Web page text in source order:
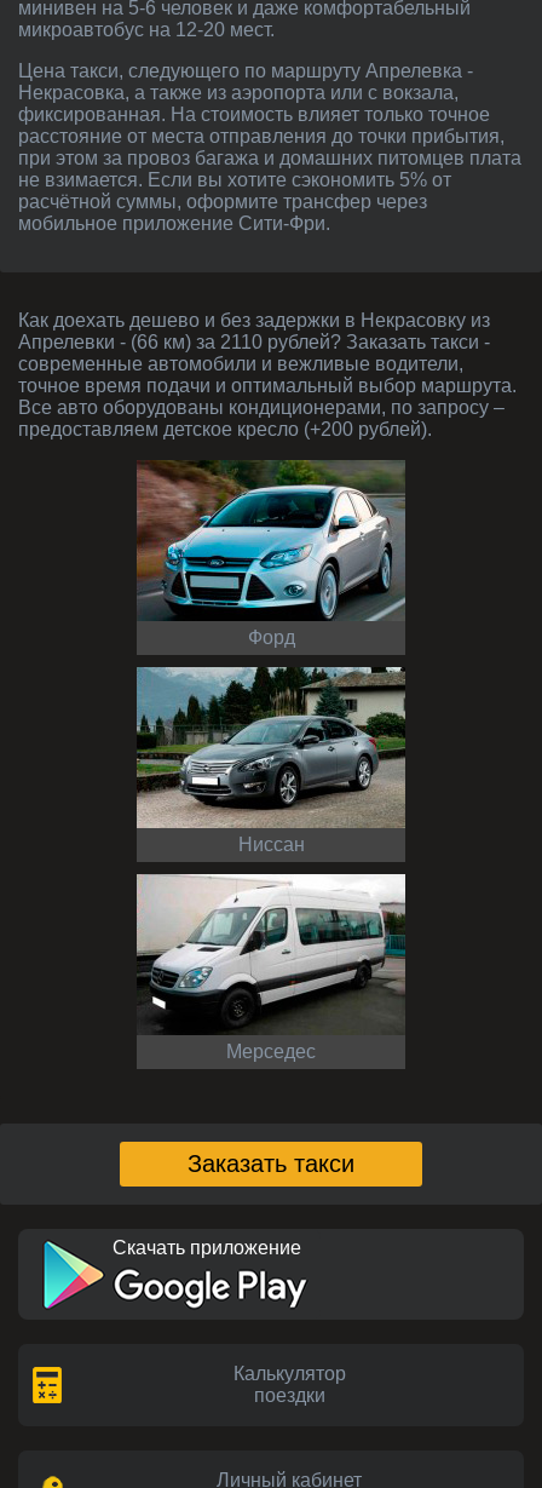
минивен на 5-6 человек и даже комфортабельный
микроавтобус на 12-20 мест.
Цена такси, следующего по маршруту Апрелевка -
Некрасовка, а также из аэропорта или с вокзала,
фиксированная. На стоимость влияет только точное
расстояние от места отправления до точки прибытия,
при этом за провоз багажа и домашних питомцев плата
не взимается. Если вы хотите сэкономить 5% от
расчётной суммы, оформите трансфер через
мобильное приложение Сити-Фри.
Как доехать дешево и без задержки в Некрасовку из
Апрелевки - (66 км) за 2110 рублей? Заказать такси -
современные автомобили и вежливые водители,
точное время подачи и оптимальный выбор маршрута.
Все авто оборудованы кондиционерами, по запросу –
предоставляем детское кресло (+200 рублей).
Форд
Ниссан
Мерседес
Заказать такси
Скачать приложение
Калькулятор
поездки
Личный кабинет